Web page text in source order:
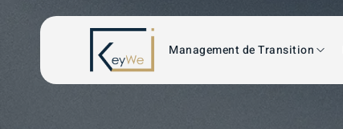
Management de Transition